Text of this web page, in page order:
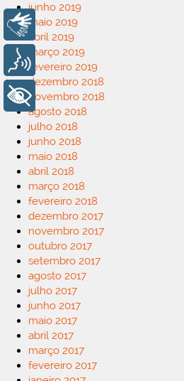
junho 2019
maio 2019
abril 2019
março 2019
fevereiro 2019
dezembro 2018
novembro 2018
agosto 2018
julho 2018
junho 2018
maio 2018
abril 2018
março 2018
fevereiro 2018
dezembro 2017
novembro 2017
outubro 2017
setembro 2017
agosto 2017
julho 2017
junho 2017
maio 2017
abril 2017
março 2017
fevereiro 2017
Libras
Voz
+ Acessibilidade